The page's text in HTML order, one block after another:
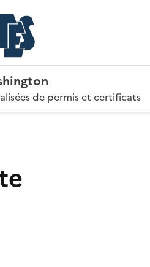
de permis et certificats